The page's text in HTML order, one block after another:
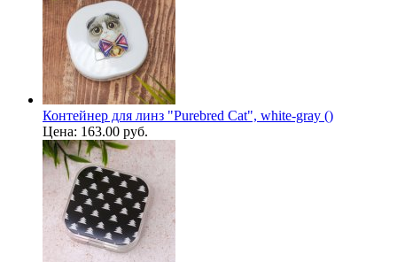
Контейнер для линз "Purebred Cat", white-gray ()
Цена: 163.00 руб.